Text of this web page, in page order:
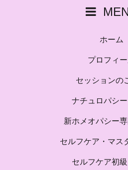
ホーム
プロフィ
セッションの
ナチュロパシ
新ホメオパシー
セルフケア・マス
セルフケア初